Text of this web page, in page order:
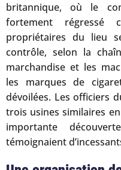
britannique, où le
fortement régressé
propriétaires du lieu
contrôle, selon la
marchandise et les
les marques de
dévoilées. Les officiers
trois usines similaires
importante
témoignaient